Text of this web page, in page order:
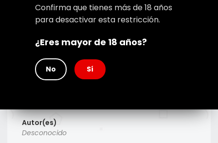
Confirma que tienes más de 18 años
para desactivar esta restricción.
¿Eres mayor de 18 años?
No Sí
Type
Manhwa
Desconocido
Autor(es)
Desconocido